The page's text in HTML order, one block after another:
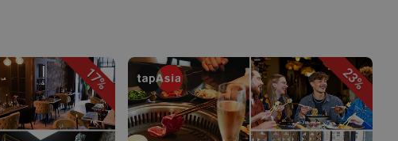
17% 23%